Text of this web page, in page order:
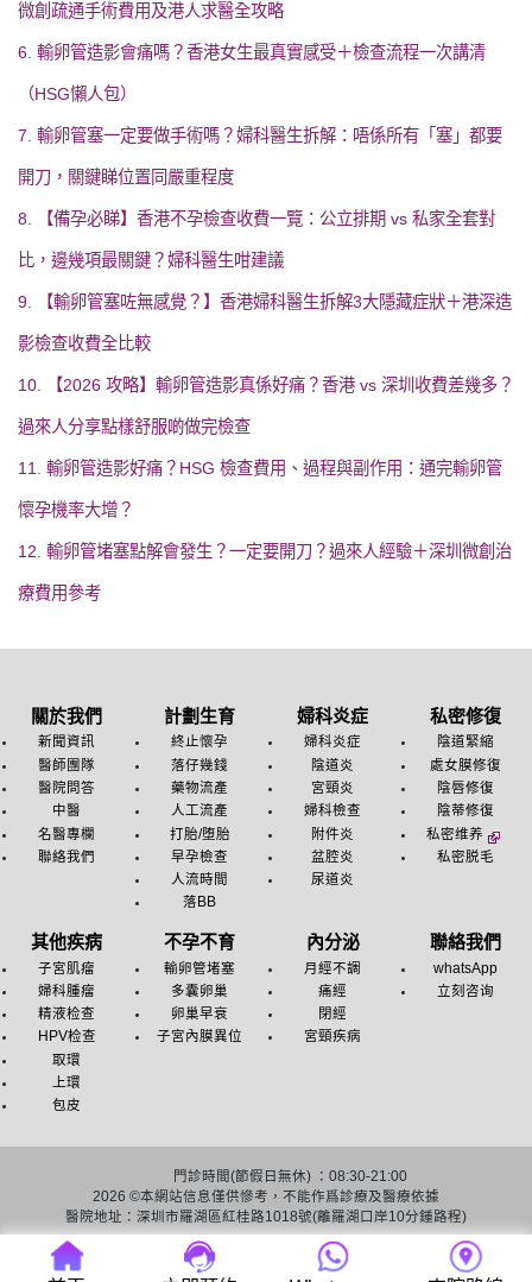
微創疏通手術費用及港人求醫全攻略
6. 輸卵管造影會痛嗎？香港女生最真實感受＋檢查流程一次講清
（HSG懶人包）
7. 輸卵管塞一定要做手術嗎？婦科醫生拆解：唔係所有「塞」都要
開刀，關鍵睇位置同嚴重程度
8. 【備孕必睇】香港不孕檢查收費一覽：公立排期 vs 私家全套對
比，邊幾項最關鍵？婦科醫生咁建議
9. 【輸卵管塞咗無感覺？】香港婦科醫生拆解3大隱藏症狀＋港深造
影檢查收費全比較
10. 【2026 攻略】輸卵管造影真係好痛？香港 vs 深圳收費差幾多？
過來人分享點樣舒服啲做完檢查
11. 輸卵管造影好痛？HSG 檢查費用、過程與副作用：通完輸卵管
懷孕機率大增？
12. 輸卵管堵塞點解會發生？一定要開刀？過來人經驗＋深圳微創治
療費用參考
關於我們
新聞資訊
醫師團隊
醫院問答
中醫
名醫專欄
聯絡我們
計劃生育
終止懷孕
落仔幾錢
藥物流產
人工流產
打胎/堕胎
早孕檢查
人流時間
落BB
婦科炎症
婦科炎症
陰道炎
宮頸炎
婦科檢查
附件炎
盆腔炎
尿道炎
私密修復
陰道緊縮
處女膜修復
陰唇修復
陰蒂修復
私密维养
私密脱毛
其他疾病
子宮肌瘤
婦科腫瘤
精液检查
HPV检查
取環
上環
包皮
不孕不育
輸卵管堵塞
多囊卵巢
卵巢早衰
子宮內膜異位
內分泌
月經不調
痛經
閉經
宮頸疾病
聯絡我們
whatsApp
立刻咨询
2026 ©
門診時間(節假日無休) ：08:30-21:00
本網站信息僅供慘考，不能作爲診療及醫療依據
醫院地址：深圳市羅湖區紅桂路1018號(離羅湖口岸10分鍾路程)
友情链接： 深圳人流医院 深圳終止懷孕醫院